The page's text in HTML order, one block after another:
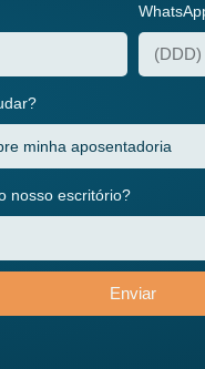
nosso escritório?
Enviar